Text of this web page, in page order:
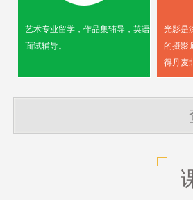
艺术专业留学，作品集辅导，英语
面试辅导。
光影是
的摄影
得丹麦